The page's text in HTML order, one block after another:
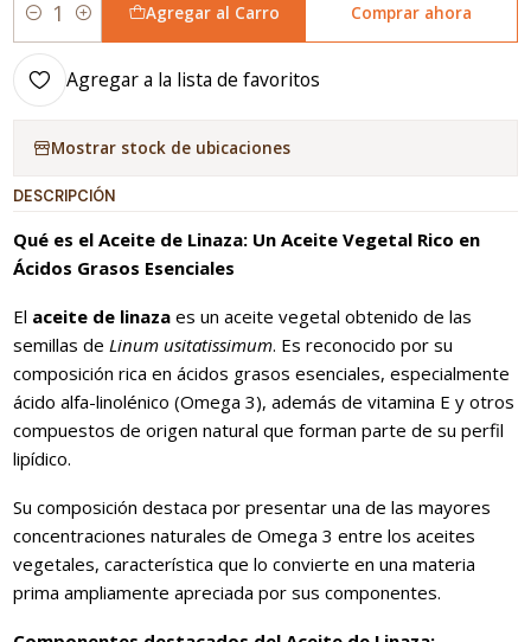
Cantidad
Agregar al Carro Comprar ahora
Agregar a la lista de favoritos
Mostrar stock de ubicaciones
DESCRIPCIÓN
Qué es el Aceite de Linaza: Un Aceite Vegetal Rico en
Ácidos Grasos Esenciales
El aceite de linazaes un aceite vegetal obtenido de las
semillas deLinum usitatissimum. Es reconocido por su
composición rica en ácidos grasos esenciales, especialmente
ácido alfa-linolénico (Omega 3), además de vitamina E y otros
compuestos de origen natural que forman parte de su perfil
lipídico.
Su composición destaca por presentar una de las mayores
concentraciones naturales de Omega 3 entre los aceites
vegetales, característica que lo convierte en una materia
prima ampliamente apreciada por sus componentes.